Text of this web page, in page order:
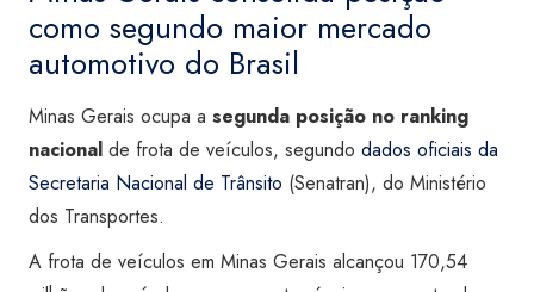
como segundo maior mercado
automotivo do Brasil
Minas Gerais ocupa a segunda posição no ranking
nacional de frota de veículos, segundo dados oficiais da
Secretaria Nacional de Trânsito (Senatran), do Ministério
dos Transportes.
A frota de veículos em Minas Gerais alcançou 170,54